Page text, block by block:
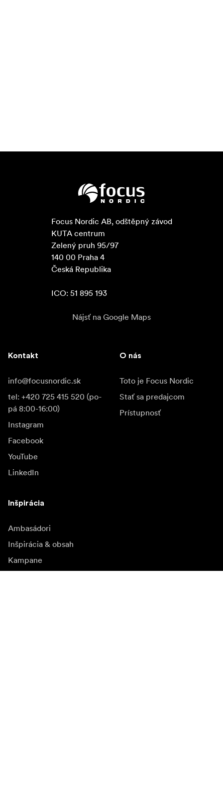
Focus Nordic AB, odštěpný závod
KUTA centrum
Zelený pruh 95/97
140 00 Praha 4
Česká Republika
ICO: 51 895 193
Nájsť na Google Maps
Kontakt
info@focusnordic.sk
tel: +420 725 415 520 (po-
pá 8:00-16:00)
Instagram
Facebook
YouTube
LinkedIn
O nás
Toto je Focus Nordic
Stať sa predajcom
Prístupnosť
Inšpirácia
Ambasádori
Inšpirácia & obsah
Kampane